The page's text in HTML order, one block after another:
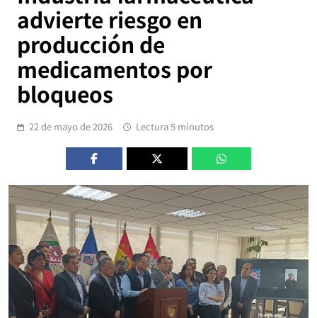
advierte riesgo en
producción de
medicamentos por
bloqueos
22 de mayo de 2026 Lectura 5 minutos